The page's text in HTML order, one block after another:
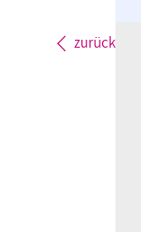
zurück